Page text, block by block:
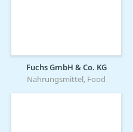
Fuchs GmbH & Co. KG
Nahrungsmittel, Food